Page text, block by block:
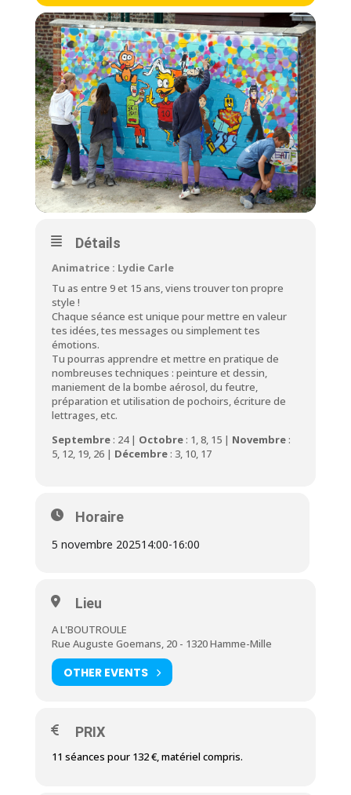
Détails
Animatrice : Lydie Carle
Tu as entre 9 et 15 ans, viens trouver ton propre
style !
Chaque séance est unique pour mettre en valeur
tes idées, tes messages ou simplement tes
émotions.
Tu pourras apprendre et mettre en pratique de
nombreuses techniques : peinture et dessin,
maniement de la bombe aérosol, du feutre,
préparation et utilisation de pochoirs, écriture de
lettrages, etc.
Septembre: 24 | Octobre: 1, 8, 15 | Novembre:
5, 12, 19, 26 | Décembre: 3, 10, 17
Horaire
5 novembre 202514:00-16:00
Lieu
A L'BOUTROULE
Rue Auguste Goemans, 20 - 1320 Hamme-Mille
OTHER EVENTS
PRIX
11 séances pour 132 €, matériel compris.